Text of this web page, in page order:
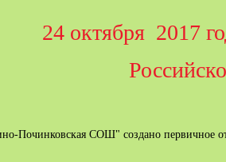
24 октября 2017
Починковская СОШ" создано первичное